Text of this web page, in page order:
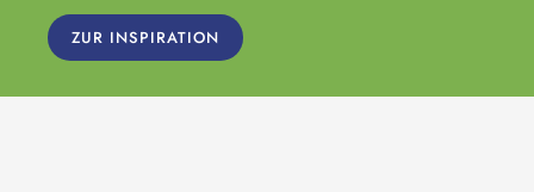
ZUR INSPIRATION